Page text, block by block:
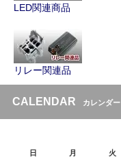
LED関連商品
リレー関連品
CALENDAR カレンダー
日
月 火